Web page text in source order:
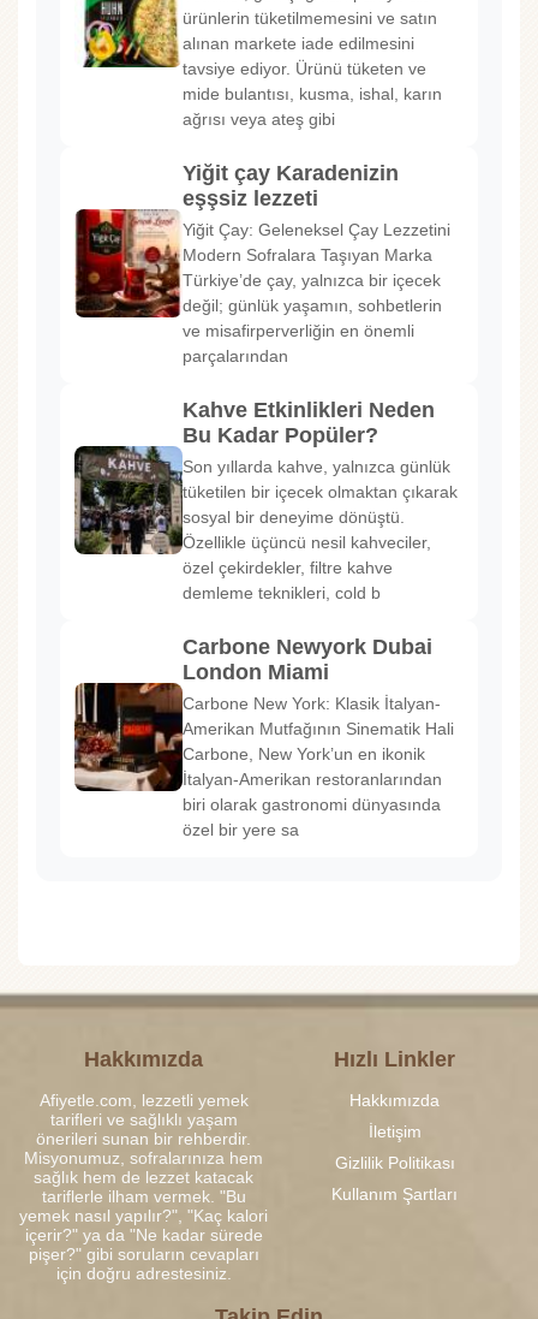
ürünlerin tüketilmemesini ve satın
alınan markete iade edilmesini
tavsiye ediyor. Ürünü tüketen ve
mide bulantısı, kusma, ishal, karın
ağrısı veya ateş gibi
Yiğit çay Karadenizin
eşşsiz lezzeti
Yiğit Çay: Geleneksel Çay Lezzetini
Modern Sofralara Taşıyan Marka
Türkiye’de çay, yalnızca bir içecek
değil; günlük yaşamın, sohbetlerin
ve misafirperverliğin en önemli
parçalarından
Kahve Etkinlikleri Neden
Bu Kadar Popüler?
Son yıllarda kahve, yalnızca günlük
tüketilen bir içecek olmaktan çıkarak
sosyal bir deneyime dönüştü.
Özellikle üçüncü nesil kahveciler,
özel çekirdekler, filtre kahve
demleme teknikleri, cold b
Carbone Newyork Dubai
London Miami
Carbone New York: Klasik İtalyan-
Amerikan Mutfağının Sinematik Hali
Carbone, New York’un en ikonik
İtalyan-Amerikan restoranlarından
biri olarak gastronomi dünyasında
özel bir yere sa
Hakkımızda
Afiyetle.com, lezzetli yemek
tarifleri ve sağlıklı yaşam
önerileri sunan bir rehberdir.
Misyonumuz, sofralarınıza hem
sağlık hem de lezzet katacak
tariflerle ilham vermek. "Bu
yemek nasıl yapılır?", "Kaç kalori
içerir?" ya da "Ne kadar sürede
pişer?" gibi soruların cevapları
için doğru adrestesiniz.
Hızlı Linkler
Hakkımızda
İletişim
Gizlilik Politikası
Kullanım Şartları